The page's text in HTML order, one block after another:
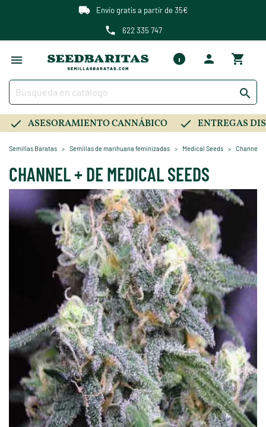
Envío gratis a partir de 35€
622 335 747

ASESORAMIENTO CANNÁBICO ENTREGAS
Semillas Baratas Semillas de marihuana feminizadas Medical Seeds Channel +
CHANNEL + DE MEDICAL SEEDS